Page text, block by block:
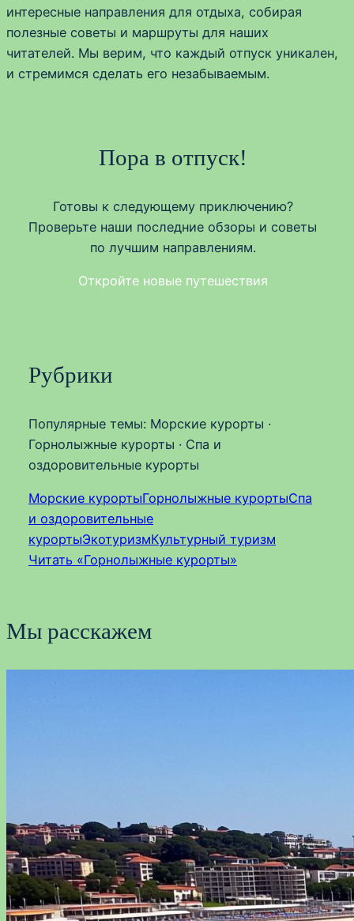
интересные направления для отдыха, собирая
полезные советы и маршруты для наших
читателей. Мы верим, что каждый отпуск уникален,
и стремимся сделать его незабываемым.
Пора в отпуск!
Готовы к следующему приключению?
Проверьте наши последние обзоры и советы
по лучшим направлениям.
Откройте новые путешествия
Рубрики
Популярные темы: Морские курорты ·
Горнолыжные курорты · Спа и
оздоровительные курорты
Морские курортыГорнолыжные курортыСпа
и оздоровительные
курортыЭкотуризмКультурный туризм
Читать «Горнолыжные курорты»
Мы расскажем